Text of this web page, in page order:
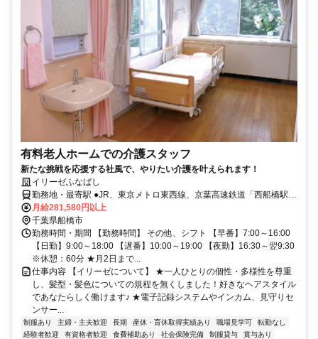
有料老人ホームでの介護スタッフ
新たな挑戦を応援する社風で、やりたい介護を叶えられます！
イリーゼふなばし
勤務地・最寄駅 ●JR、東京メトロ東西線、京葉高速鉄道「西船橋駅」
より徒歩約12分 ●京成本線「京成西船駅」より徒歩約9分 ●京成本線
「東中山駅」より徒歩約4分
月給281,580円以上
千葉県船橋市
勤務時間・期間 【勤務時間】 その他、シフト 【早番】7:00～16:00
【日勤】9:00～18:00 【遅番】10:00～19:00 【夜勤】16:30～翌9:30
※休憩：60分 ★月2日まで...
仕事内容 【イリーゼについて】 ★一人ひとりの個性・多様性を尊重
し、髪型・髪色についての規程を無くしました！好きなヘアスタイル
であなたらしく働けます♪ ★電子記録システムやインカム、見守りセ
ンサー...
制服あり 主婦・主夫歓迎 長期 産休・育休取得実績あり 職場見学可
転勤なし
経験者歓迎
有資格者歓迎 食費補助あり 社会保険完備 制服貸与
賞与あり